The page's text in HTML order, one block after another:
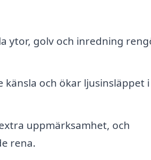
ytor, golv och inredning
och ökar ljusinsläppet i
uppmärksamhet, och
rena.